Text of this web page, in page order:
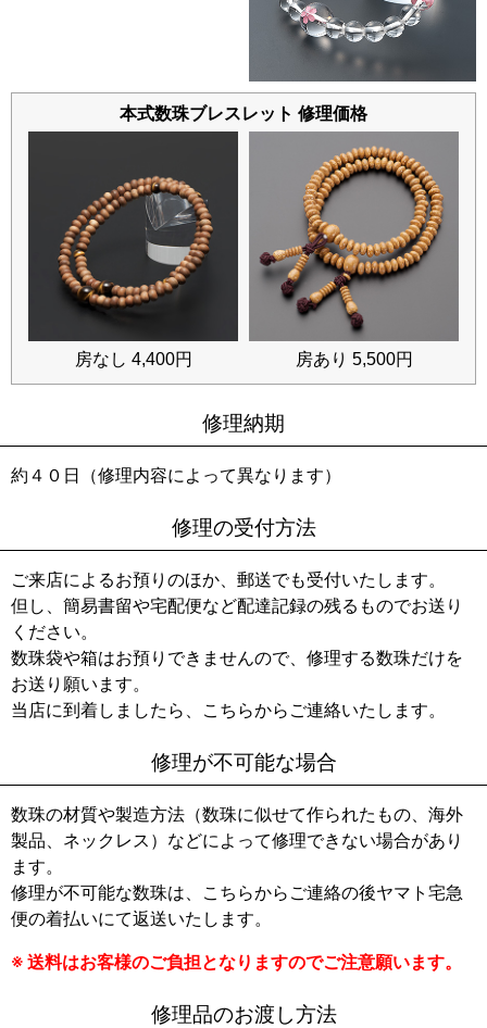
本式数珠ブレスレット 修理価格
房なし 4,400円 房あり 5,500円
修理納期
約４０日（修理内容によって異なります）
修理の受付方法
ご来店によるお預りのほか、郵送でも受付いたします。
但し、簡易書留や宅配便など配達記録の残るものでお送り
ください。
数珠袋や箱はお預りできませんので、修理する数珠だけを
お送り願います。
当店に到着しましたら、こちらからご連絡いたします。
修理が不可能な場合
数珠の材質や製造方法（数珠に似せて作られたもの、海外
製品、ネックレス）などによって修理できない場合があり
ます。
修理が不可能な数珠は、こちらからご連絡の後ヤマト宅急
便の着払いにて返送いたします。
※ 送料はお客様のご負担となりますのでご注意願います。
修理品のお渡し方法